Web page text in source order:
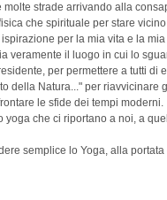
strade arrivando alla
che spirituale per stare
per la mia vita e la
veramente il luogo in cui lo
per permettere a tutti
della Natura..." per
le sfide dei tempi moderni.
che ci riportano a noi, a
semplice lo Yoga, alla